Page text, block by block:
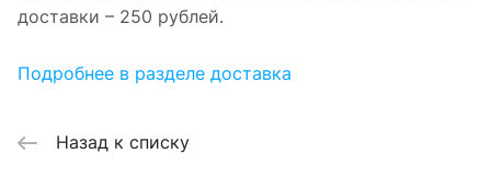
доставки – 250 рублей.
Подробнее в разделе доставка
Назад к списку